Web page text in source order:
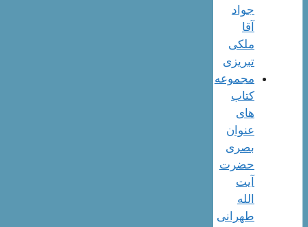
جواد
آقا
ملکی
تبریزی
مجموعه
کتاب
های
عنوان
بصری
حضرت
آیت
الله
طهرانی